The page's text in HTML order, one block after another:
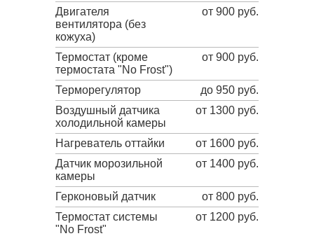
Двигателя
вентилятора (без
кожуха)
от 900 руб.
Термостат (кроме
термостата "No Frost")
от 900 руб.
Терморегулятор
до 950 руб.
Воздушный датчика
холодильной камеры
от 1300 руб.
Нагреватель оттайки
от 1600 руб.
Датчик морозильной
камеры
от 1400 руб.
Герконовый датчик
от 800 руб.
Термостат системы
"No Frost"
от 1200 руб.